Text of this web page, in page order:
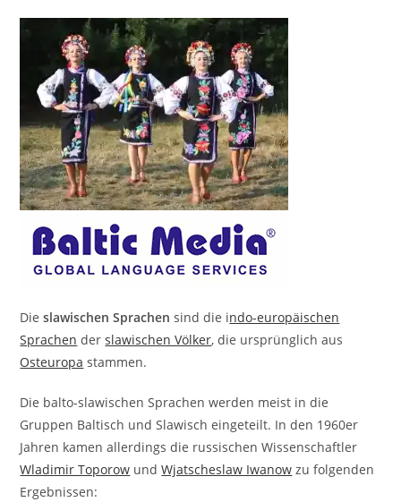
Dieslawischen Sprachen sind die indo-europäischen
Sprachen derslawischen Völker, die ursprünglich aus
Osteuropa stammen.
Die balto-slawischen Sprachen werden meist in die
Gruppen Baltisch und Slawisch eingeteilt. In den 1960er
Jahren kamen allerdings die russischen Wissenschaftler
Wladimir Toporow undWjatscheslaw Iwanow zu folgenden
Ergebnissen: